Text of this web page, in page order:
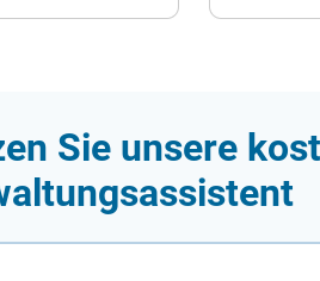
Sie unsere